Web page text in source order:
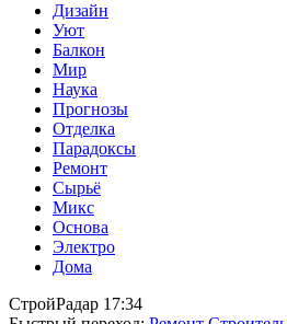
Дизайн
Уют
Балкон
Мир
Наука
Прогнозы
Отделка
Парадоксы
Ремонт
Сырьё
Микс
Основа
Электро
Дома
СтройРадар 17:34